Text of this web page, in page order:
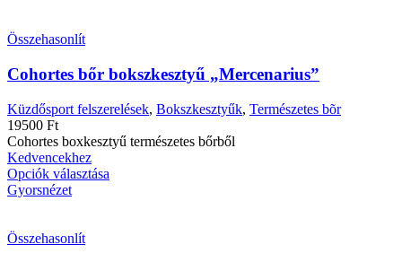
Összehasonlít
Cohortes bőr bokszkesztyű „Mercenarius”
Küzdősport felszerelések, Bokszkesztyűk, Természetes bõr
19500 Ft
Cohortes boxkesztyű természetes bőrből
Kedvencekhez
Opciók választása
Gyorsnézet
Összehasonlít